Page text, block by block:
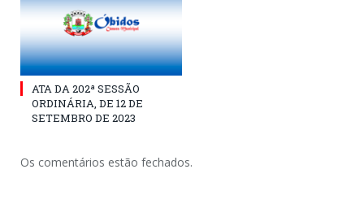
ATA DA 202ª SESSÃO
ORDINÁRIA, DE 12 DE
SETEMBRO DE 2023
Os comentários estão fechados.